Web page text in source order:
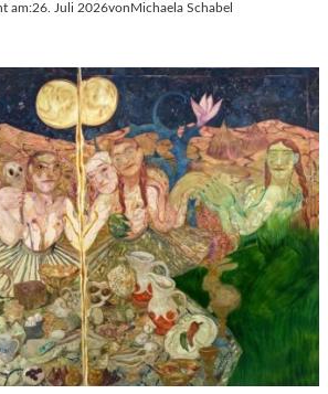
am:26. Juli 2026vonMichaela Schabel